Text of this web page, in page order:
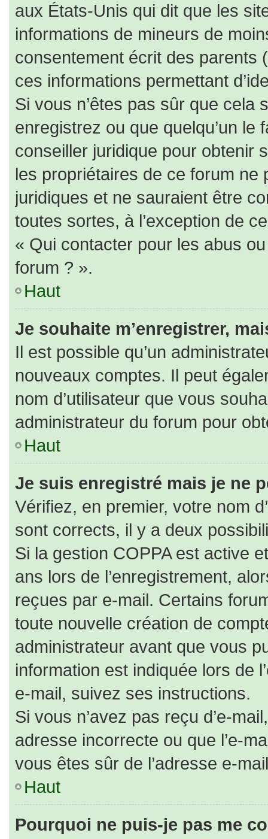
aux États-Unis qui dit que les
informations de mineurs de
consentement écrit des parents
ces informations permettant
Si vous n’êtes pas sûr que cela
enregistrez ou que quelqu’un
conseiller juridique pour obtenir
les propriétaires de ce forum
juridiques et ne sauraient être
toutes sortes, à l’exception de
« Qui contacter pour les abus
forum ? ».
Haut
Je souhaite m’enregistrer,
Il est possible qu’un
nouveaux comptes. Il peut
nom d’utilisateur que vous
administrateur du forum pour
Haut
Je suis enregistré mais je ne
Vérifiez, en premier, votre nom
sont corrects, il y a deux
Si la gestion COPPA est active
ans lors de l’enregistrement,
reçues par e-mail. Certains
toute nouvelle création de
administrateur avant que vous
information est indiquée lors de
e-mail, suivez ses instructions.
Si vous n’avez pas reçu d’e-
adresse incorrecte ou que l’e-
vous êtes sûr de l’adresse e-
Haut
Pourquoi ne puis-je pas me